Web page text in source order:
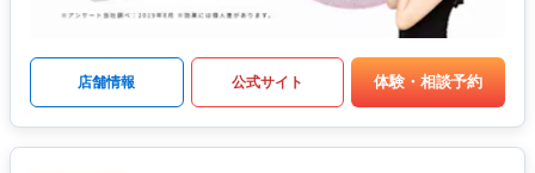
店舗情報 公式サイト 体験・相談予約